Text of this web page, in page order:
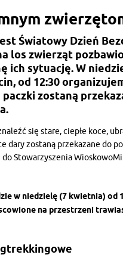
Światowy Dzień
los zwierząt
ich sytuację. W
od 12:30
zostaną
się stare, ciepłe koce,
dary zostaną przekazane do
Stowarzyszenia
w niedzielę (7 kwietnia) od
na przestrzeni